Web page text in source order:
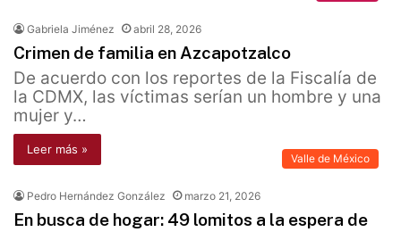
Gabriela Jiménez abril 28, 2026
Crimen de familia en Azcapotzalco
De acuerdo con los reportes de la Fiscalía de
la CDMX, las víctimas serían un hombre y una
mujer y…
Leer más »
Valle de México
Pedro Hernández González marzo 21, 2026
En busca de hogar: 49 lomitos a la espera de